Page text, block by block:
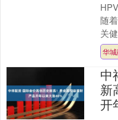
随
关
从
区
华
中
新
开